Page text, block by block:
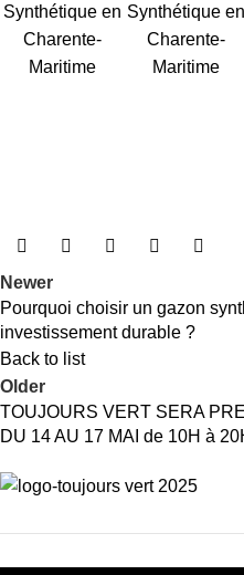
Synthétique en
Charente-
Maritime
Synthétique en
Charente-
Maritime
Newer
Pourquoi choisir un gazon
investissement durable ?
Back to list
Older
TOUJOURS VERT SERA
DU 14 AU 17 MAI de 10H à